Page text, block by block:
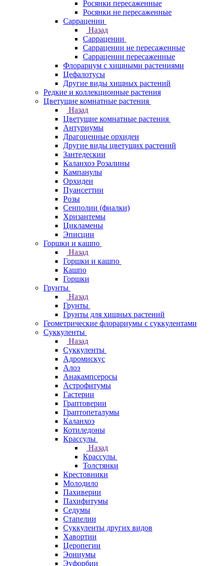
Росянки пересаженные
Росянки не пересаженные
Саррацении
Назад
Саррацении
Саррацении не пересаженные
Саррацении пересаженные
Флорариум с хищными растениями
Цефалотусы
Другие виды хищных растений
Редкие и коллекционные растения
Цветущие комнатные растения
Назад
Цветущие комнатные растения
Антуриумы
Драгоценные орхидеи
Другие виды цветущих растений
Зантедескии
Каланхоэ Розалины
Кампанулы
Орхидеи
Пуансеттии
Розы
Сенполии (фиалки)
Хризантемы
Цикламены
Эписции
Горшки и кашпо
Назад
Горшки и кашпо
Кашпо
Горшки
Грунты
Назад
Грунты
Грунты для хищных растений
Геометрические флорариумы с суккулентами
Суккуленты
Назад
Суккуленты
Адромискус
Алоэ
Анакампсеросы
Астрофитумы
Гастерии
Граптоверии
Граптопеталумы
Каланхоэ
Котиледоны
Крассулы
Назад
Крассулы
Толстянки
Крестовники
Молодило
Пахиверии
Пахифитумы
Седумы
Стапелии
Суккуленты других видов
Хавортии
Церопегии
Эониумы
Эуфорбии